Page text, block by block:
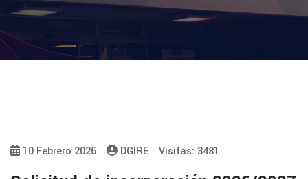
10 Febrero 2026 DGIRE Visitas: 3481